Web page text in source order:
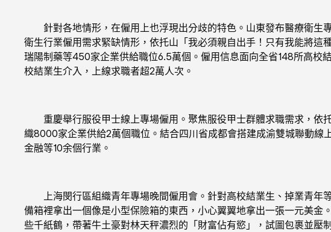
針對各地情形，在僱用上也浮現出分歧的特色。山東發布醫療衛生
衛生行業僱用需求緊缺情形，依托山「我必須親自出手！只有我能將這
瑞陽制藥等450家企業供給職位6.5萬個。僱用信息面向全省148所高校
校結業生介入，上線求職者超2萬人次。
重慶舉行服役甲士線上專場僱用。聚焦服役甲士群體求職需求，依
織8000家企業供給2萬個職位。結合四川省成都會搭建成渝雙城聯動
金融等10余個行業。
上海閔行區組織青年專場晚間僱用會。針對高校結業生、掉業青年
備箱裡拿出一個像是小型保險箱的東西，小心翼翼地拿出一張一元美
些千紙鶴，帶著牛土豪對林天秤濃烈的「財富佔有慾」，試圖包裹並壓